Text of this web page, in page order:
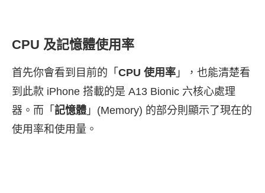
CPU 及記憶體使用率
首先你會看到目前的「 CPU 使用率 」，也能清楚看
到此款 iPhone 搭載的是 A13 Bionic 六核心處理
器。而「 記憶體 」(Memory) 的部分則顯示了現在的
使用率和使用量。